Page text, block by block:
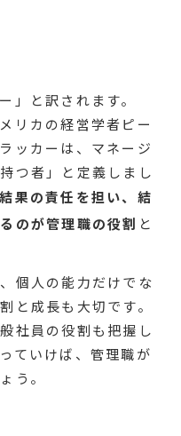
」と訳されます。
リカの経営学者ピー
ッカーは、マネージ
つ者」と定義しまし
果の責任を担い、結
のが管理職の役割 と
個人の能力だけでな
と成長も大切です。
社員の役割も把握し
ていけば、管理職が
う。